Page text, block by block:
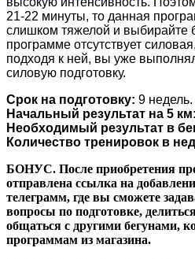
21-22 минуты, то данная
слишком тяжелой и выбирайте
программе отсутствует
подходя к ней, вы уже
силовую подготовку.
Срок на подготовку: 9 недель.
Начальный результат на 5 км:
Необходимый результат в
Количество тренировок в
БОНУС. После приобретения
отправлена ссылка на
телеграмм, где вы сможете
вопросы по подготовке,
общаться с другими бегунами,
программам из магазина.